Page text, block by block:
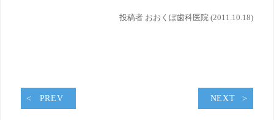
投稿者 おおくぼ歯科医院 (2011.10.18)
PREV NEXT